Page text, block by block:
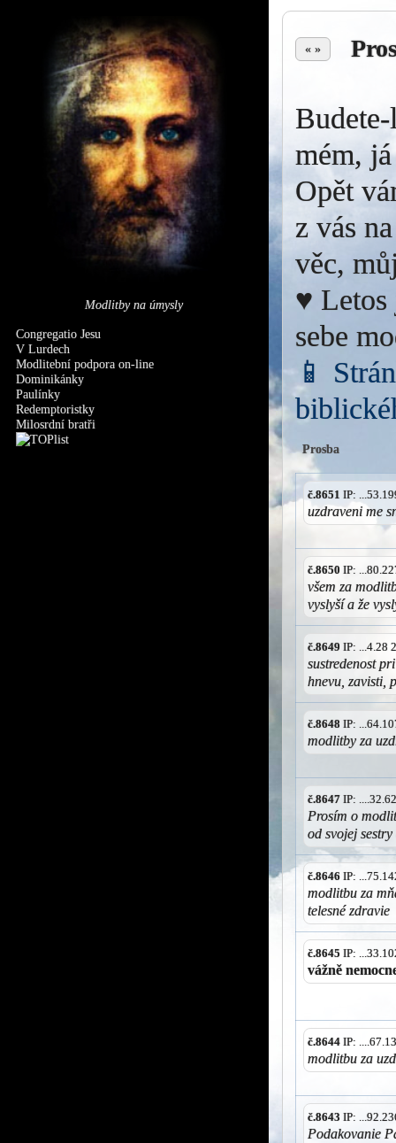
Modlitby na úmysly
Congregatio Jesu
V Lurdech
Modlitební podpora on-line
Dominikánky
Paulínky
Redemptoristky
Milosrdní bratři
« »
mém,
Opět
z vás
věc,
♥ Letos
sebe
📱
Prosba
č.8651 IP:
uzdraveni me
č.8650 IP:
všem za
vyslyší a že
č.8649 IP: ...4.28
sustredenost
hnevu, zavisti,
č.8648 IP:
modlitby za
č.8647 IP:
Prosím o
od svojej
č.8646 IP:
modlitbu za
telesné zdravie
č.8645 IP:
vážně
č.8644 IP:
modlitbu za
č.8643 IP:
Podakovanie